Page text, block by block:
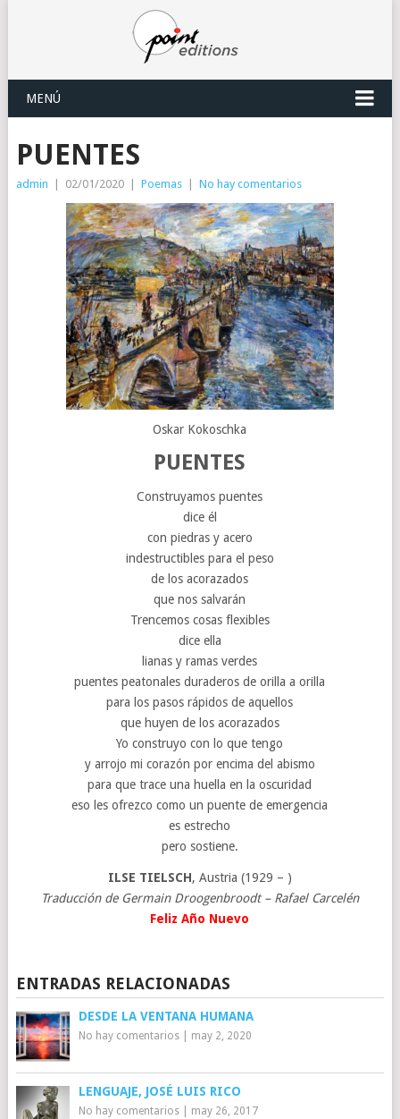
MENÚ
PUENTES
admin 02/01/2020 Poemas No hay comentarios
Oskar Kokoschka
PUENTES
Construyamos puentes
dice él
con piedras y acero
indestructibles para el peso
de los acorazados
que nos salvarán
Trencemos cosas flexibles
dice ella
lianas y ramas verdes
puentes peatonales duraderos de orilla a orilla
para los pasos rápidos de aquellos
que huyen de los acorazados
Yo construyo con lo que tengo
y arrojo mi corazón por encima del abismo
para que trace una huella en la oscuridad
eso les ofrezco como un puente de emergencia
es estrecho
pero sostiene.
ILSE TIELSCH, Austria (1929 – )
Traducción de Germain Droogenbroodt – Rafael Carcelén
Feliz Año Nuevo
ENTRADAS RELACIONADAS
DESDE LA VENTANA HUMANA
No hay comentarios| may 2, 2020
LENGUAJE, JOSÉ LUIS RICO
No hay comentarios| may 26, 2017